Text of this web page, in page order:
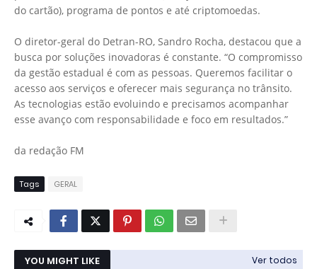
do cartão), programa de pontos e até criptomoedas.
O diretor-geral do Detran-RO, Sandro Rocha, destacou que a
busca por soluções inovadoras é constante. “O compromisso
da gestão estadual é com as pessoas. Queremos facilitar o
acesso aos serviços e oferecer mais segurança no trânsito.
As tecnologias estão evoluindo e precisamos acompanhar
esse avanço com responsabilidade e foco em resultados.”
da redação FM
Tags GERAL
YOU MIGHT LIKE Ver todos